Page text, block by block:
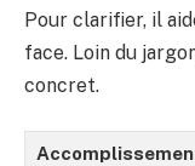
Pour clarifier, il
face. Loin du
concret.